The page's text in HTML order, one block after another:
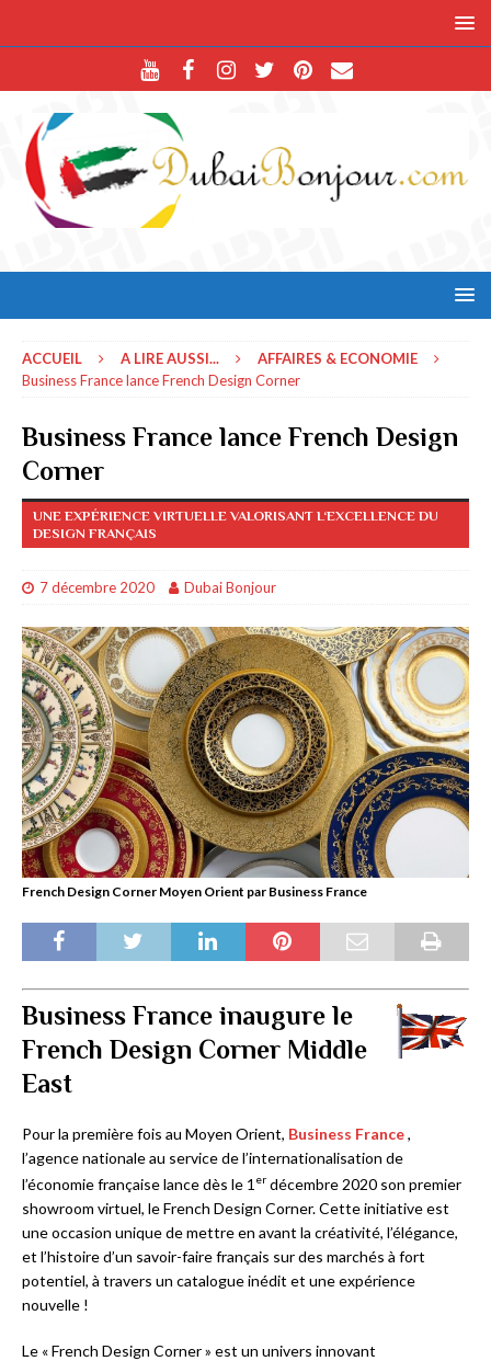
ACCUEIL A LIRE AUSSI...
AFFAIRES & ECONOMIE
Business France lance French Design Corner
Business France lance French Design
Corner
UNE EXPÉRIENCE VIRTUELLE VALORISANT L‘EXCELLENCE DU
DESIGN FRANÇAIS
7 décembre 2020 Dubai Bonjour
French Design Corner Moyen Orient par Business France
Business France inaugure le
French Design Corner Middle
East
Pour la première fois au Moyen Orient, Business France,
l’agence nationale au service de l’internationalisation de
l’économie française lance dès le 1 er décembre 2020 son premier
showroom virtuel, le French Design Corner. Cette initiative est
une occasion unique de mettre en avant la créativité, l’élégance,
et l’histoire d’un savoir-faire français sur des marchés à fort
potentiel, à travers un catalogue inédit et une expérience
nouvelle !
Le « French Design Corner » est un univers innovant